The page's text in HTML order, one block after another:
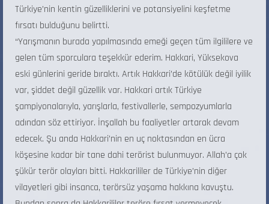
Türkiye’nin kentin güzelliklerini ve potansiyelini keşfetme
fırsatı bulduğunu belirtti.
“Yarışmanın burada yapılmasında emeği geçen tüm ilgililere ve
gelen tüm sporculara teşekkür ederim. Hakkari, Yüksekova
eski günlerini geride bıraktı. Artık Hakkari’de kötülük değil iyilik
var, şiddet değil güzellik var. Hakkari artık Türkiye
şampiyonalarıyla, yarışlarla, festivallerle, sempozyumlarla
adından söz ettiriyor. İnşallah bu faaliyetler artarak devam
edecek. Şu anda Hakkari’nin en uç noktasından en ücra
köşesine kadar bir tane dahi terörist bulunmuyor. Allah’a çok
şükür terör olayları bitti. Hakkarililer de Türkiye’nin diğer
vilayetleri gibi insanca, terörsüz yaşama hakkına kavuştu.